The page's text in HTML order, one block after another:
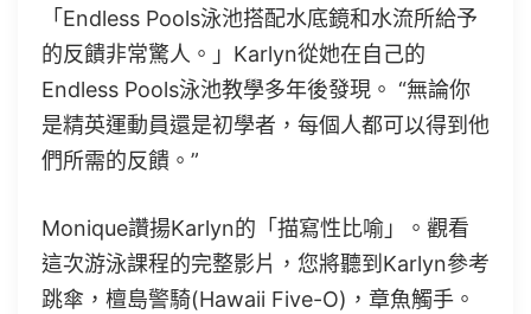
「Endless Pools泳池搭配水底鏡和水流所給予
的反饋非常驚人。」Karlyn從她在自己的
Endless Pools泳池教學多年後發現。 “無論你
是精英運動員還是初學者，每個人都可以得到他
們所需的反饋。”
Monique讚揚Karlyn的「描寫性比喻」。觀看
這次游泳課程的完整影片，您將聽到Karlyn參考
跳傘，檀島警騎(Hawaii Five-O)，章魚觸手。